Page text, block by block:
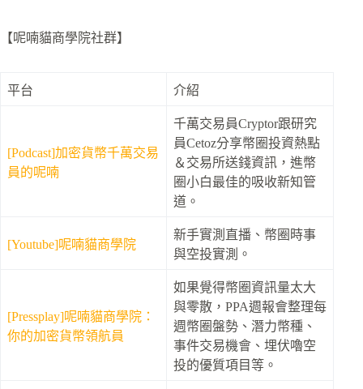
【呢喃貓商學院社群】
平台 介紹
[Podcast]加密貨幣千萬交易
員的呢喃
千萬交易員Cryptor跟研究
員Cetoz分享幣圈投資熱點
＆交易所送錢資訊，進幣
圈小白最佳的吸收新知管
道。
[Youtube]呢喃貓商學院
新手實測直播、幣圈時事
與空投實測。
[Pressplay]呢喃貓商學院：
你的加密貨幣領航員
如果覺得幣圈資訊量太大
與零散，PPA週報會整理每
週幣圈盤勢、潛力幣種、
事件交易機會、埋伏嚕空
投的優質項目等。